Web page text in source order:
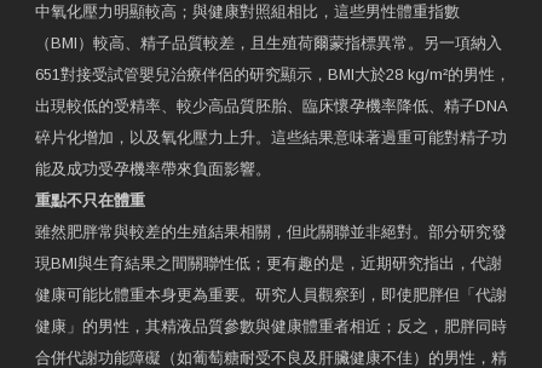
中氧化壓力明顯較高；與健康對照組相比，這些男性體重指數
（BMI）較高、精子品質較差，且生殖荷爾蒙指標異常。另一項納入
651對接受試管嬰兒治療伴侶的研究顯示，BMI大於28 kg/m²的男性，
出現較低的受精率、較少高品質胚胎、臨床懷孕機率降低、精子DNA
碎片化增加，以及氧化壓力上升。這些結果意味著過重可能對精子功
能及成功受孕機率帶來負面影響。
重點不只在體重
雖然肥胖常與較差的生殖結果相關，但此關聯並非絕對。部分研究發
現BMI與生育結果之間關聯性低；更有趣的是，近期研究指出，代謝
健康可能比體重本身更為重要。研究人員觀察到，即使肥胖但「代謝
健康」的男性，其精液品質參數與健康體重者相近；反之，肥胖同時
合併代謝功能障礙（如葡萄糖耐受不良及肝臟健康不佳）的男性，精